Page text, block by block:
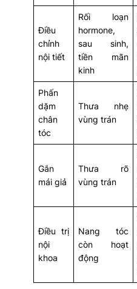
Điều
chỉnh
nội tiết
Rối loạn
hormone,
sau sinh,
tiền mãn
kinh
Phấn
dặm
chân
tóc
Thưa nhẹ
vùng trán
Gắn
mái giả
Thưa rõ
vùng trán
Điều trị
nội
khoa
Nang tóc
còn hoạt
động